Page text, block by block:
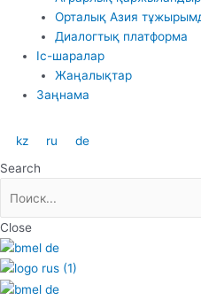
Орталық Азия
Диалогтық платформа
Іс-шаралар
Жаңалықтар
Заңнама
kz ru
de
Search
Close